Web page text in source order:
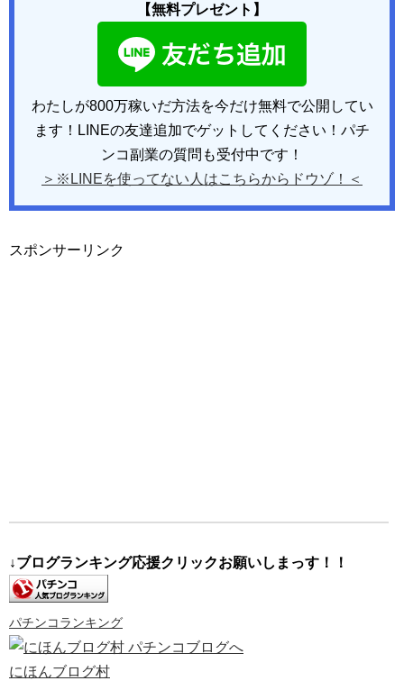
【無料プレゼント】
わたしが800万稼いだ方法を今だけ無料で公開してい
ます！LINEの友達追加でゲットしてください！パチ
ンコ副業の質問も受付中です！
＞※LINEを使ってない人はこちらからドウゾ！＜
スポンサーリンク
↓ブログランキング応援クリックお願いしまっす！！
パチンコランキング
にほんブログ村